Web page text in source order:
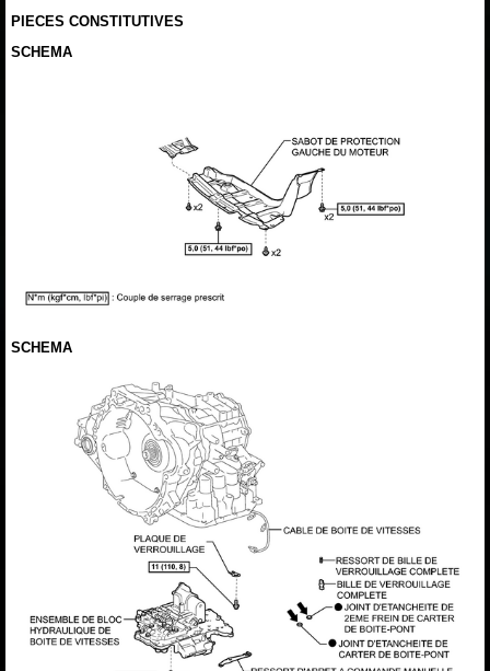
PIECES CONSTITUTIVES
SCHEMA
SCHEMA